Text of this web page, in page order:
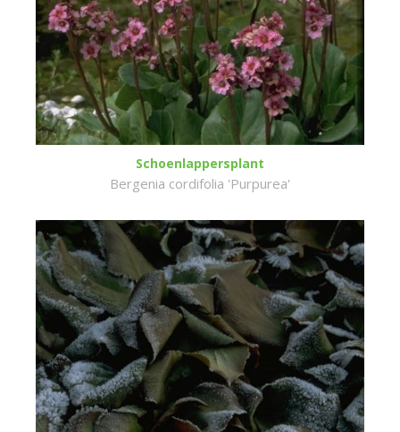
Schoenlappersplant
Bergenia cordifolia 'Purpurea'